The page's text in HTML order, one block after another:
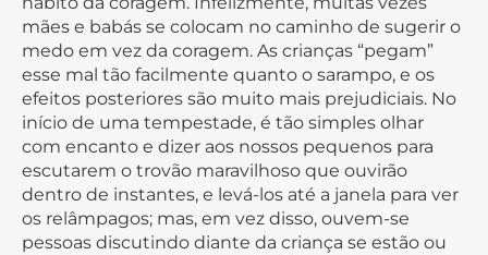
mães e babás se colocam no caminho de sugerir o
medo em vez da coragem. As crianças “pegam”
esse mal tão facilmente quanto o sarampo, e os
efeitos posteriores são muito mais prejudiciais. No
início de uma tempestade, é tão simples olhar
com encanto e dizer aos nossos pequenos para
escutarem o trovão maravilhoso que ouvirão
dentro de instantes, e levá-los até a janela para ver
os relâmpagos; mas, em vez disso, ouvem-se
pessoas discutindo diante da criança se estão ou